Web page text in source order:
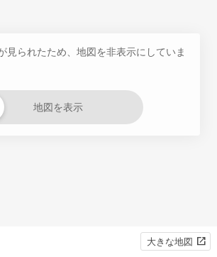
見られたため、地図を非表示にしていま
地図を表示
大きな地図